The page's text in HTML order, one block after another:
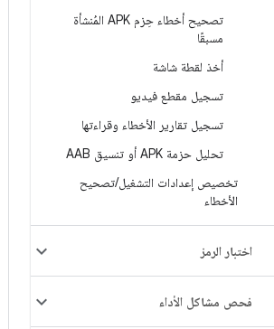
تصحيح أخطاء حِزم APK المُنشأة
مسبقًا
أخذ لقطة شاشة
تسجيل مقطع فيديو
تسجيل تقارير الأخطاء وقراءتها
تحليل حزمة APK أو تنسيق AAB
تخصيص إعدادات التشغيل/تصحيح
الأخطاء
اختبار الرمز
فحص مشاكل الأداء